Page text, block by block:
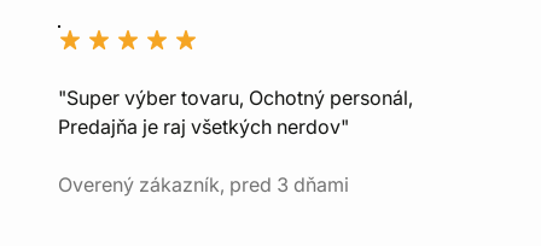
"Super výber tovaru, Ochotný personál,
Predajňa je raj všetkých nerdov"
Overený zákazník, pred 3 dňami